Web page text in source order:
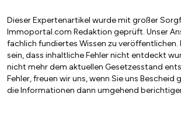
Dieser Expertenartikel wurde mit großer
Immoportal.com Redaktion geprüft. Unser
fachlich fundiertes Wissen zu veröffentlichen.
sein, dass inhaltliche Fehler nicht entdeckt
nicht mehr dem aktuellen Gesetzesstand
Fehler, freuen wir uns, wenn Sie uns Bescheid
die Informationen dann umgehend